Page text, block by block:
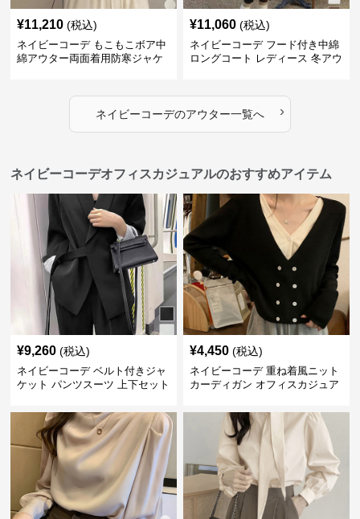
¥11,210 (税込)
ネイビーコーデ もこもこボア中
綿アウター両面着用防寒ジャケ
¥11,060 (税込)
ネイビーコーデ フード付き中綿
ロングコート レディース 冬アウ
ネイビーコーデのアウター一覧へ ›
ネイビーコーデオフィスカジュアルのおすすめアイテム
¥9,260 (税込)
ネイビーコーデ ベルト付きジャ
ケット パンツスーツ 上下セット
¥4,450 (税込)
ネイビーコーデ 重ね着風ニット
カーディガン オフィスカジュア